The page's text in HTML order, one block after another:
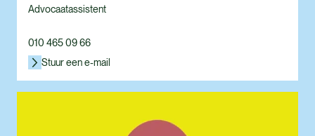
Advocaatassistent
010 465 09 66
Stuur een e-mail